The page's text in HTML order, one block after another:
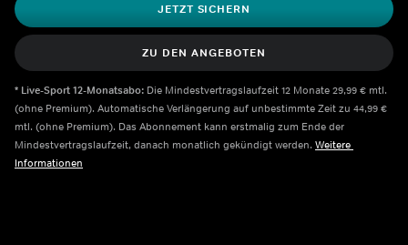
JETZT SICHERN
ZU DEN ANGEBOTEN
* Live-Sport 12-Monatsabo: Die Mindestvertragslaufzeit 12 Monate 29,99 € mtl.
(ohne Premium). Automatische Verlängerung auf unbestimmte Zeit zu 44,99 €
mtl. (ohne Premium). Das Abonnement kann erstmalig zum Ende der
Mindestvertragslaufzeit, danach monatlich gekündigt werden. Weitere
Informationen